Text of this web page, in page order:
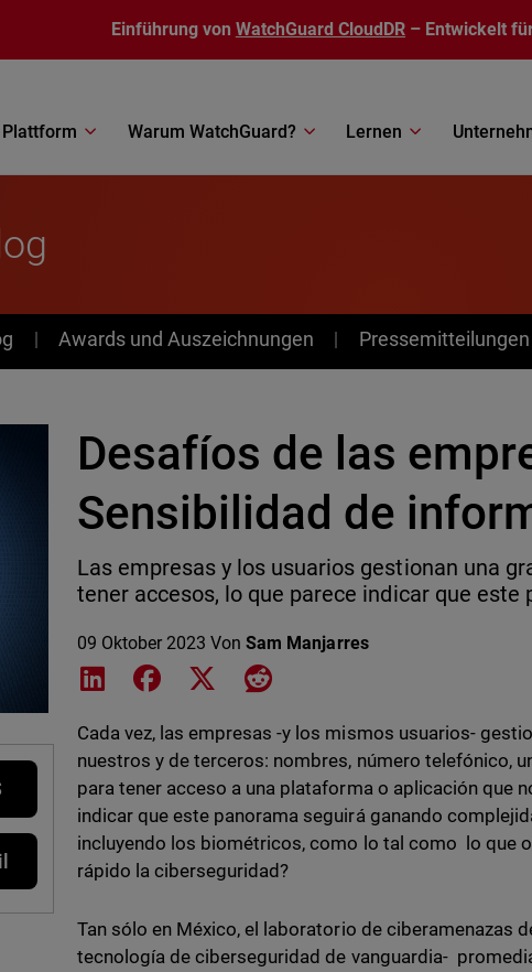
Einführung von WatchGuard CloudDR – Entwickelt
Plattform Warum WatchGuard? Lernen
Awards und Auszeichnungen Pressemitteilungen
Desafíos de las
Sensibilidad de
Las empresas y los usuarios gestionan una
tener accesos, lo que parece indicar que este
09 Oktober 2023 VonSam Manjarres
Share on LinkedIn
Share on Facebook
Share on XShare on Reddit
Cada vez, las empresas -y los mismos usuarios-
nuestros y de terceros: nombres, número telefónico,
para tener acceso a una plataforma o aplicación que
indicar que este panorama seguirá ganando
incluyendo los biométricos, como lo tal como lo que
rápido la ciberseguridad?
Tan sólo en México, el laboratorio de ciberamenazas
tecnología de ciberseguridad de vanguardia-